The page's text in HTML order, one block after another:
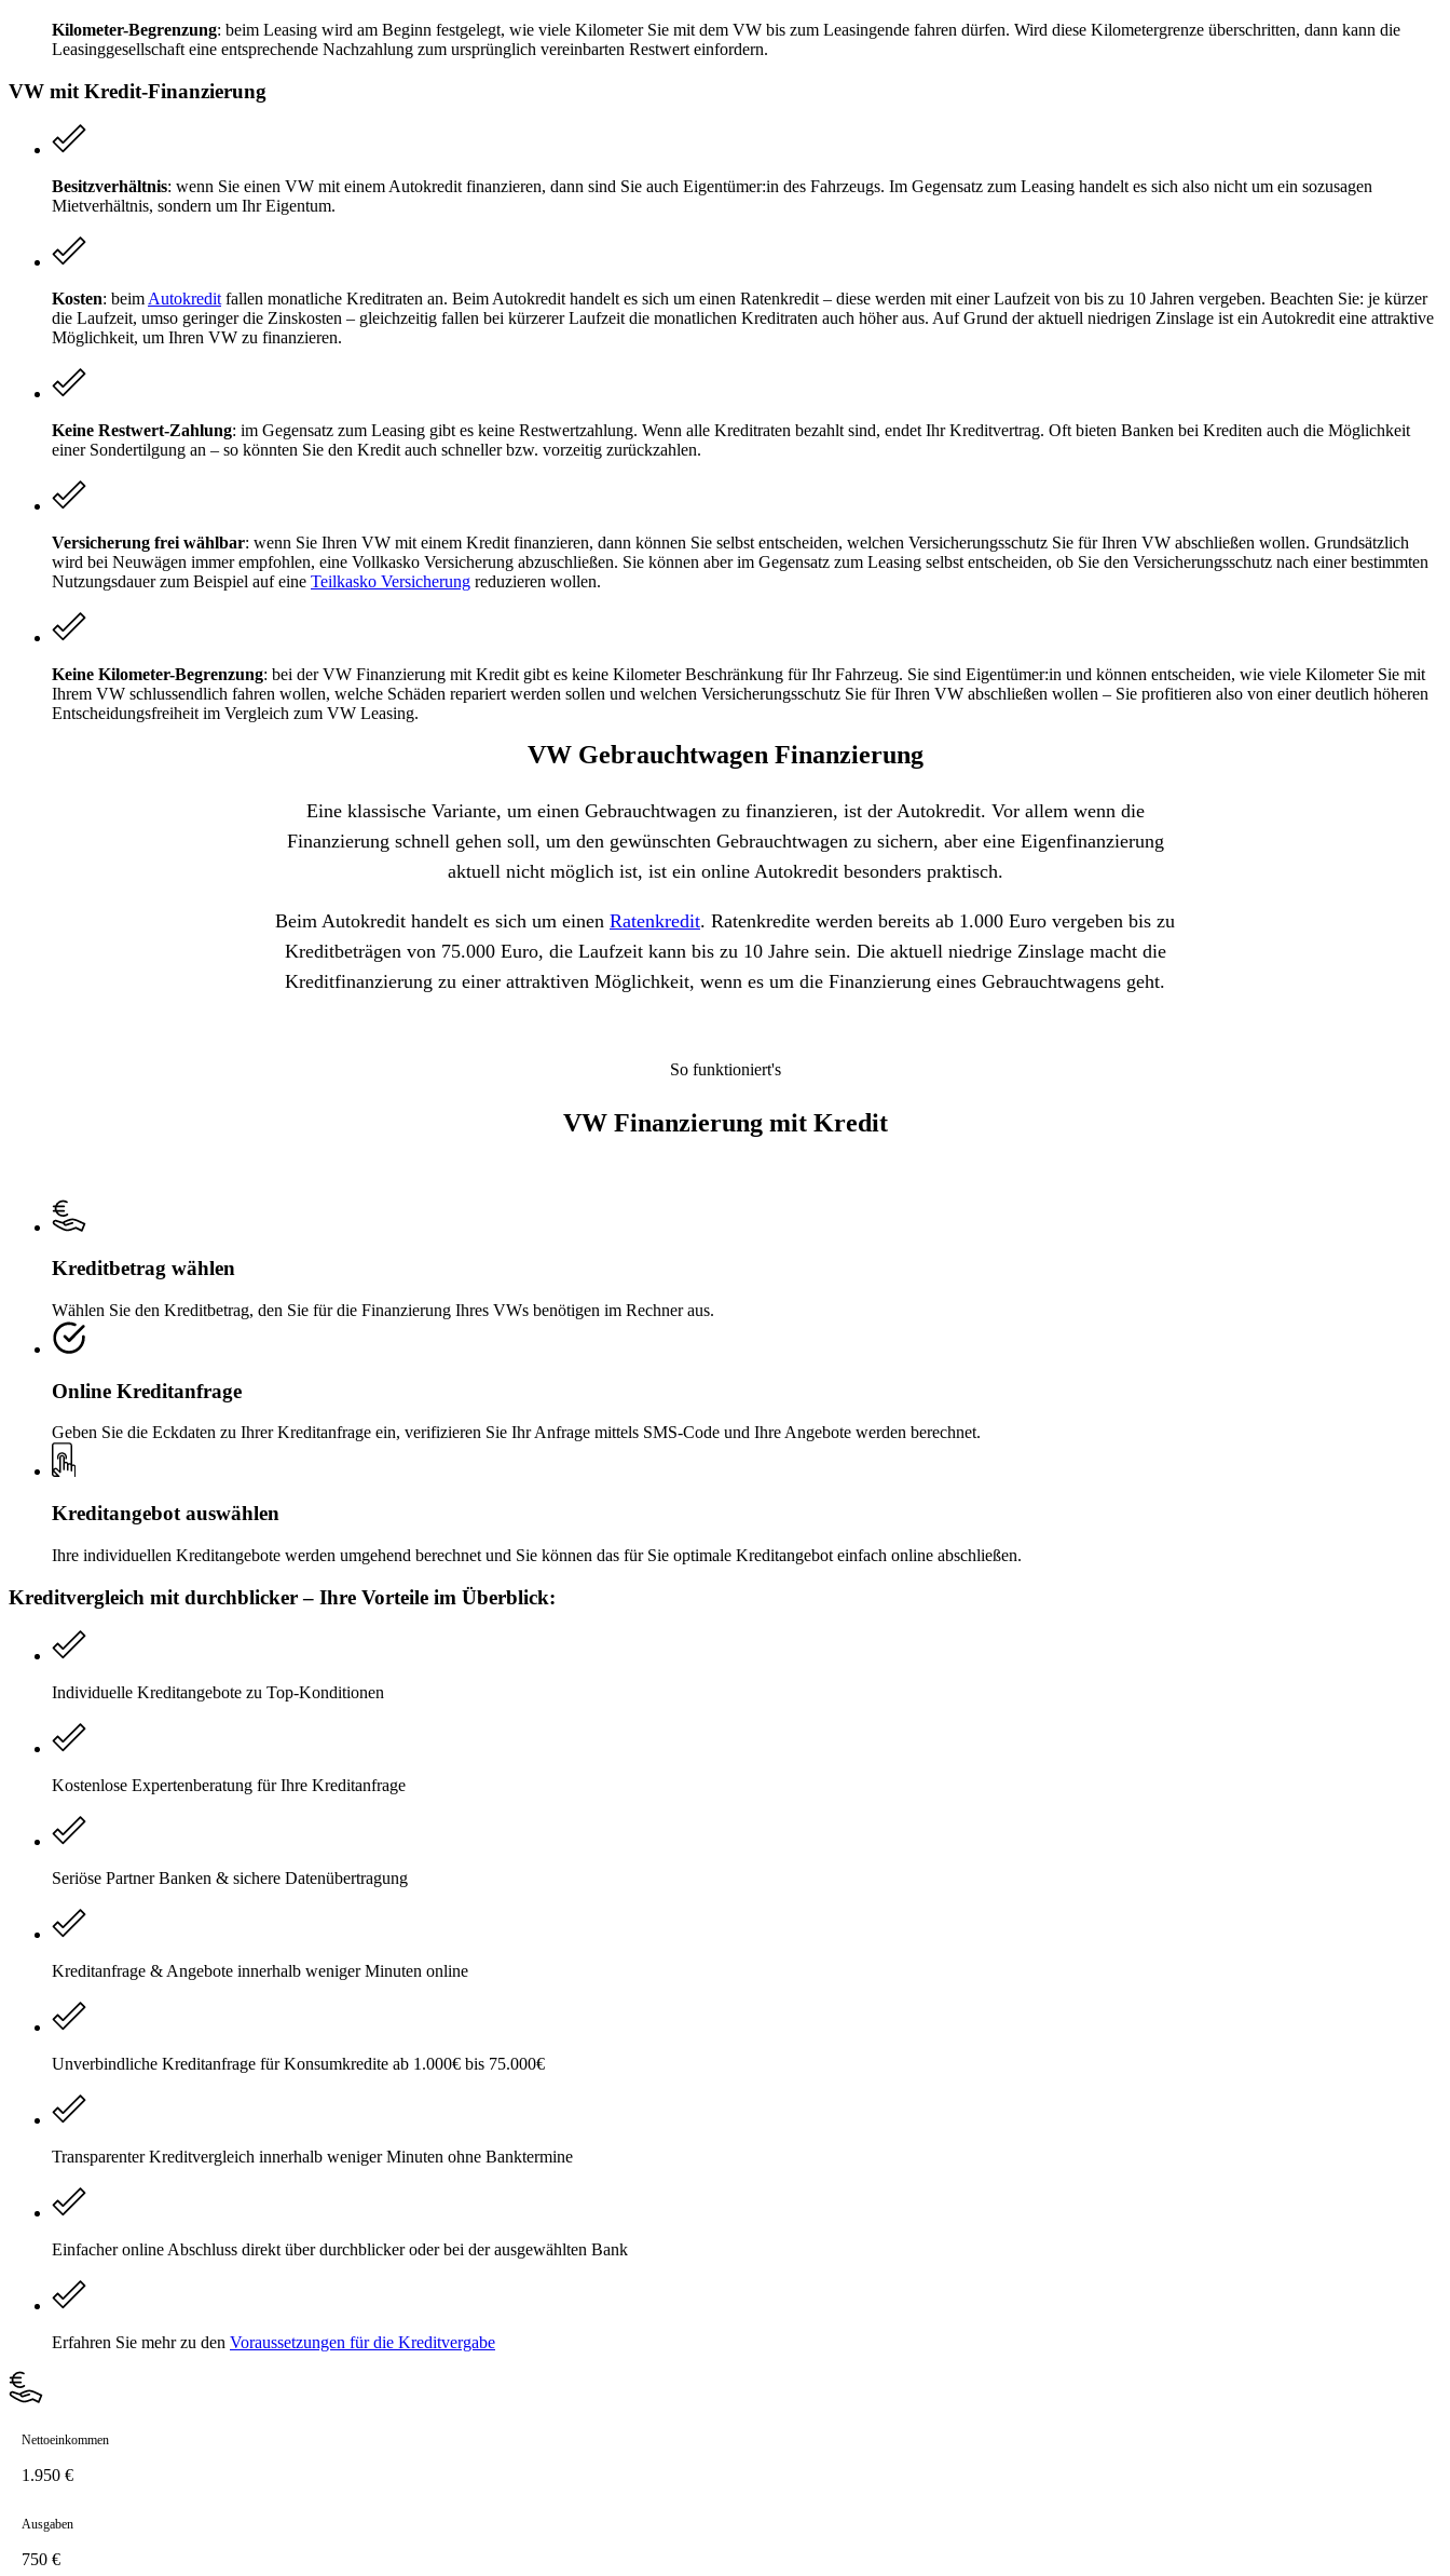
Kilometer-Begrenzung: beim Leasing wird am Beginn festgelegt, wie viele Kilometer Sie mit dem VW bis zum Leasingende fahren dürfen. Wird diese Kilometergrenze überschritten, dann kann die
Leasinggesellschaft eine entsprechende Nachzahlung zum ursprünglich vereinbarten Restwert einfordern.
VW mit Kredit-Finanzierung
Besitzverhältnis: wenn Sie einen VW mit einem Autokredit finanzieren, dann sind Sie auch Eigentümer:in des Fahrzeugs. Im Gegensatz zum Leasing handelt es sich also nicht um ein sozusagen
Mietverhältnis, sondern um Ihr Eigentum.
Kosten: beim Autokredit fallen monatliche Kreditraten an. Beim Autokredit handelt es sich um einen Ratenkredit – diese werden mit einer Laufzeit von bis zu 10 Jahren vergeben. Beachten Sie: je kürzer
die Laufzeit, umso geringer die Zinskosten – gleichzeitig fallen bei kürzerer Laufzeit die monatlichen Kreditraten auch höher aus. Auf Grund der aktuell niedrigen Zinslage ist ein Autokredit eine attraktive
Möglichkeit, um Ihren VW zu finanzieren.
Keine Restwert-Zahlung: im Gegensatz zum Leasing gibt es keine Restwertzahlung. Wenn alle Kreditraten bezahlt sind, endet Ihr Kreditvertrag. Oft bieten Banken bei Krediten auch die Möglichkeit
einer Sondertilgung an – so könnten Sie den Kredit auch schneller bzw. vorzeitig zurückzahlen.
Versicherung frei wählbar: wenn Sie Ihren VW mit einem Kredit finanzieren, dann können Sie selbst entscheiden, welchen Versicherungsschutz Sie für Ihren VW abschließen wollen. Grundsätzlich
wird bei Neuwägen immer empfohlen, eine Vollkasko Versicherung abzuschließen. Sie können aber im Gegensatz zum Leasing selbst entscheiden, ob Sie den Versicherungsschutz nach einer bestimmten
Nutzungsdauer zum Beispiel auf eine Teilkasko Versicherung reduzieren wollen.
Keine Kilometer-Begrenzung: bei der VW Finanzierung mit Kredit gibt es keine Kilometer Beschränkung für Ihr Fahrzeug. Sie sind Eigentümer:in und können entscheiden, wie viele Kilometer Sie mit
Ihrem VW schlussendlich fahren wollen, welche Schäden repariert werden sollen und welchen Versicherungsschutz Sie für Ihren VW abschließen wollen – Sie profitieren also von einer deutlich höheren
Entscheidungsfreiheit im Vergleich zum VW Leasing.
VW Gebrauchtwagen Finanzierung
Eine klassische Variante, um einen Gebrauchtwagen zu finanzieren, ist der Autokredit. Vor allem wenn die
Finanzierung schnell gehen soll, um den gewünschten Gebrauchtwagen zu sichern, aber eine Eigenfinanzierung
aktuell nicht möglich ist, ist ein online Autokredit besonders praktisch.
Beim Autokredit handelt es sich um einen Ratenkredit. Ratenkredite werden bereits ab 1.000 Euro vergeben bis zu
Kreditbeträgen von 75.000 Euro, die Laufzeit kann bis zu 10 Jahre sein. Die aktuell niedrige Zinslage macht die
Kreditfinanzierung zu einer attraktiven Möglichkeit, wenn es um die Finanzierung eines Gebrauchtwagens geht.
So funktioniert's
VW Finanzierung mit Kredit
Kreditbetrag wählen
Wählen Sie den Kreditbetrag, den Sie für die Finanzierung Ihres VWs benötigen im Rechner aus.
Online Kreditanfrage
Geben Sie die Eckdaten zu Ihrer Kreditanfrage ein, verifizieren Sie Ihr Anfrage mittels SMS-Code und Ihre Angebote werden berechnet.
Kreditangebot auswählen
Ihre individuellen Kreditangebote werden umgehend berechnet und Sie können das für Sie optimale Kreditangebot einfach online abschließen.
Kreditvergleich mit durchblicker – Ihre Vorteile im Überblick:
Individuelle Kreditangebote zu Top-Konditionen
Kostenlose Expertenberatung für Ihre Kreditanfrage
Seriöse Partner Banken & sichere Datenübertragung
Kreditanfrage & Angebote innerhalb weniger Minuten online
Unverbindliche Kreditanfrage für Konsumkredite ab 1.000€ bis 75.000€
Transparenter Kreditvergleich innerhalb weniger Minuten ohne Banktermine
Einfacher online Abschluss direkt über durchblicker oder bei der ausgewählten Bank
Erfahren Sie mehr zu den Voraussetzungen für die Kreditvergabe
Nettoeinkommen
Ausgaben